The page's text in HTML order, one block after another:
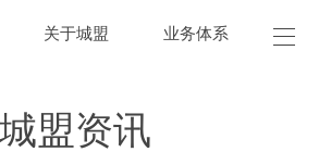
关于城盟 业务体系 城
城盟资讯